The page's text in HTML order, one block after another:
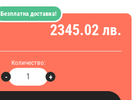
2345.02 лв.
Количество:
+
-
Безплатна доставка!